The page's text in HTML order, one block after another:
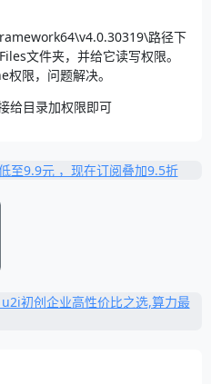
路径下
文件夹，并给它读写权限。
限，问题解决。
给目录加权限即可